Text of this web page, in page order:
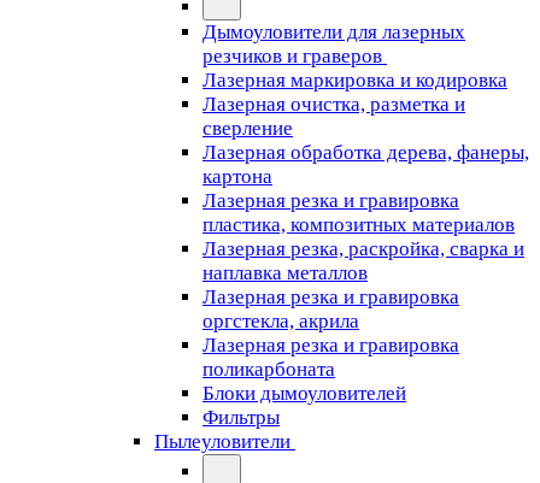
Дымоуловители для лазерных
резчиков и граверов
Лазерная маркировка и кодировка
Лазерная очистка, разметка и
сверление
Лазерная обработка дерева, фанеры,
картона
Лазерная резка и гравировка
пластика, композитных материалов
Лазерная резка, раскройка, сварка и
наплавка металлов
Лазерная резка и гравировка
оргстекла, акрила
Лазерная резка и гравировка
поликарбоната
Блоки дымоуловителей
Фильтры
Пылеуловители